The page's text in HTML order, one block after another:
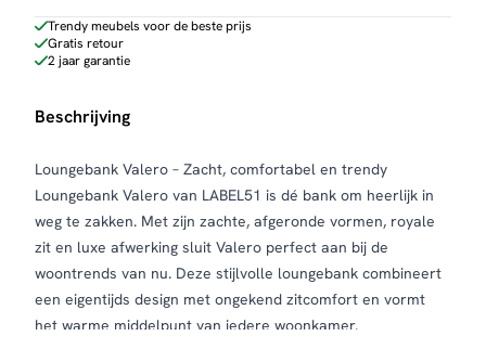
Trendy meubels voor de beste prijs
Gratis retour
2 jaar garantie
Beschrijving
Loungebank Valero – Zacht, comfortabel en trendy
Loungebank Valero van LABEL51 is dé bank om heerlijk in
weg te zakken. Met zijn zachte, afgeronde vormen, royale
zit en luxe afwerking sluit Valero perfect aan bij de
woontrends van nu. Deze stijlvolle loungebank combineert
een eigentijds design met ongekend zitcomfort en vormt
het warme middelpunt van iedere woonkamer.